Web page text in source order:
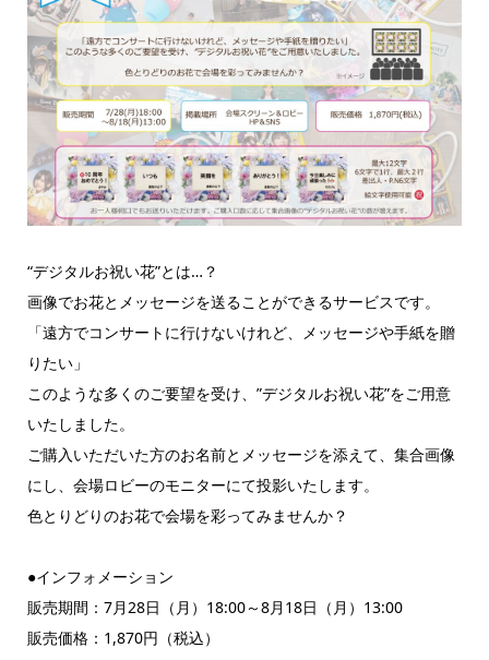
“デジタルお祝い花”とは…？
画像でお花とメッセージを送ることができるサービスです。
「遠方でコンサートに行けないけれど、メッセージや手紙を贈
りたい」
このような多くのご要望を受け、”デジタルお祝い花”をご用意
いたしました。
ご購入いただいた方のお名前とメッセージを添えて、集合画像
にし、会場ロビーのモニターにて投影いたします。
色とりどりのお花で会場を彩ってみませんか？
●インフォメーション
販売期間：7月28日（月）18:00～8月18日（月）13:00
販売価格：1,870円（税込）